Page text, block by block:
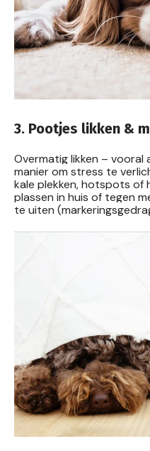
3. Pootjes likken &
Overmatig likken – vooral
manier om stress te
kale plekken, hotspots of
plassen in huis of tegen
te uiten